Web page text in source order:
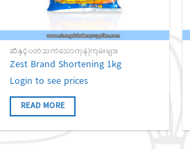
ဆီနှင့်ပတ်သက်သောကုန်ကြမ်းများ
Zest Brand Shortening 1kg
Login to see prices
READ MORE